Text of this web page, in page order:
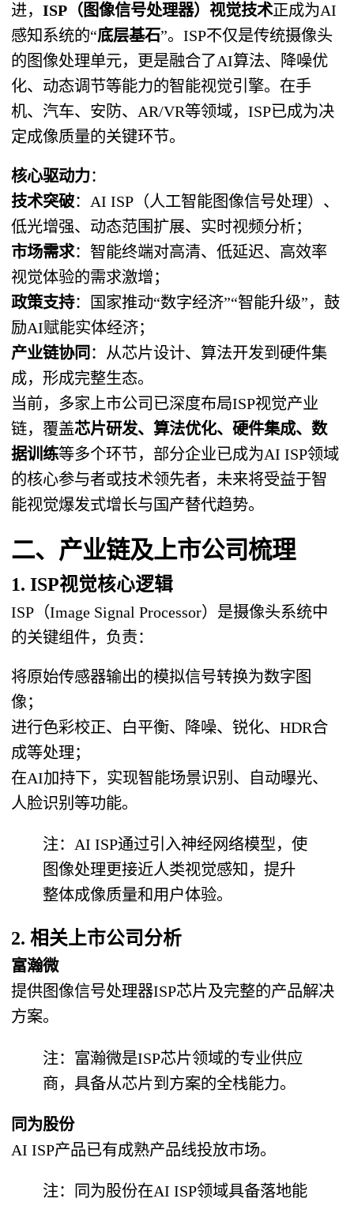
进，ISP（图像信号处理器）视觉技术正成为AI
感知系统的“底层基石”。ISP不仅是传统摄像头
的图像处理单元，更是融合了AI算法、降噪优
化、动态调节等能力的智能视觉引擎。在手
机、汽车、安防、AR/VR等领域，ISP已成为决
定成像质量的关键环节。
核心驱动力：
技术突破：AI ISP（人工智能图像信号处理）、
低光增强、动态范围扩展、实时视频分析；
市场需求：智能终端对高清、低延迟、高效率
视觉体验的需求激增；
政策支持：国家推动“数字经济”“智能升级”，鼓
励AI赋能实体经济；
产业链协同 ：从芯片设计、算法开发到硬件集
成，形成完整生态。
当前，多家上市公司已深度布局ISP视觉产业
链，覆盖芯片研发、算法优化、硬件集成、数
据训练等多个环节，部分企业已成为AI ISP领域
的核心参与者或技术领先者，未来将受益于智
能视觉爆发式增长与国产替代趋势。
二、产业链及上市公司梳理
1. ISP视觉核心逻辑
ISP（Image Signal Processor）是摄像头系统中
的关键组件，负责：
将原始传感器输出的模拟信号转换为数字图
像；
进行色彩校正、白平衡、降噪、锐化、HDR合
成等处理；
在AI加持下，实现智能场景识别、自动曝光、
人脸识别等功能。
注：AI ISP通过引入神经网络模型，使
图像处理更接近人类视觉感知，提升
整体成像质量和用户体验。
2. 相关上市公司分析
富瀚微
提供图像信号处理器ISP芯片及完整的产品解决
方案。
注：富瀚微是ISP芯片领域的专业供应
商，具备从芯片到方案的全栈能力。
同为股份
AI ISP产品已有成熟产品线投放市场。
注：同为股份在AI ISP领域具备落地能